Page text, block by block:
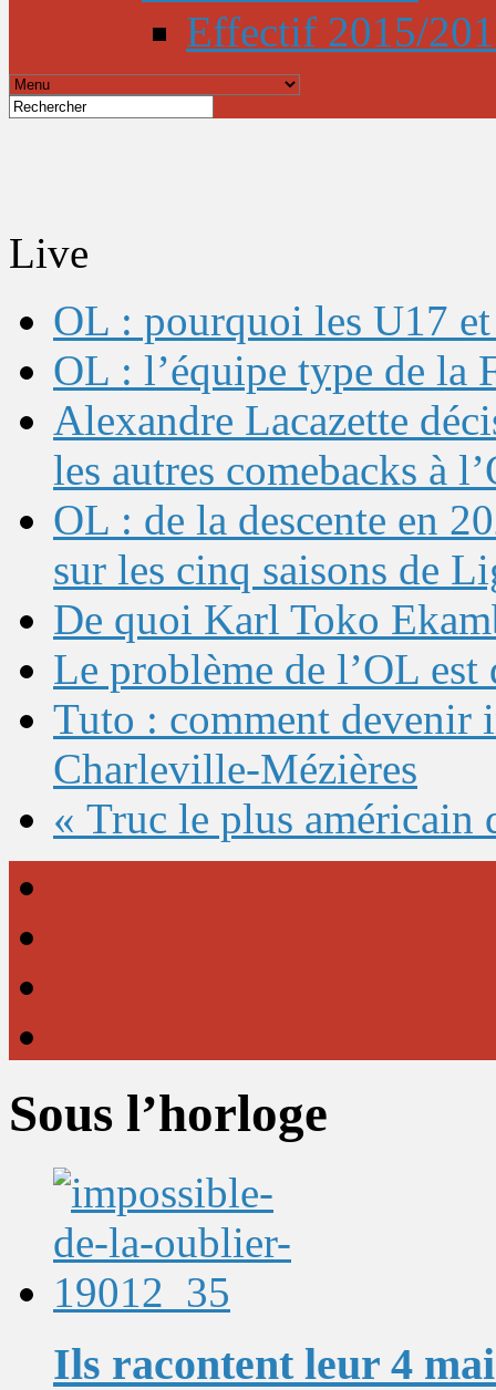
Effectif 2015/
Live
OL : pourquoi les U17
OL : l’équipe type de la
Alexandre Lacazette
les autres comebacks à
OL : de la descente en
sur les cinq saisons de
De quoi Karl Toko
Le problème de l’OL
Tuto : comment devenir
Charleville-Mézières
« Truc le plus américain
Sous l’horloge
Ils racontent leur 4